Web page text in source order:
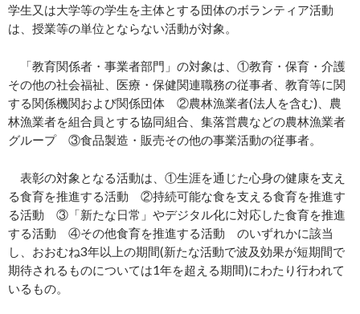
学生又は大学等の学生を主体とする団体のボランティア活動
は、授業等の単位とならない活動が対象。
「教育関係者・事業者部門」の対象は、①教育・保育・介護
その他の社会福祉、医療・保健関連職務の従事者、教育等に関
する関係機関および関係団体 ②農林漁業者(法人を含む)、農
林漁業者を組合員とする協同組合、集落営農などの農林漁業者
グループ ③食品製造・販売その他の事業活動の従事者。
表彰の対象となる活動は、①生涯を通じた心身の健康を支え
る食育を推進する活動 ②持続可能な食を支える食育を推進す
る活動 ③「新たな日常」やデジタル化に対応した食育を推進
する活動 ④その他食育を推進する活動 のいずれかに該当
し、おおむね3年以上の期間(新たな活動で波及効果が短期間で
期待されるものについては1年を超える期間)にわたり行われて
いるもの。